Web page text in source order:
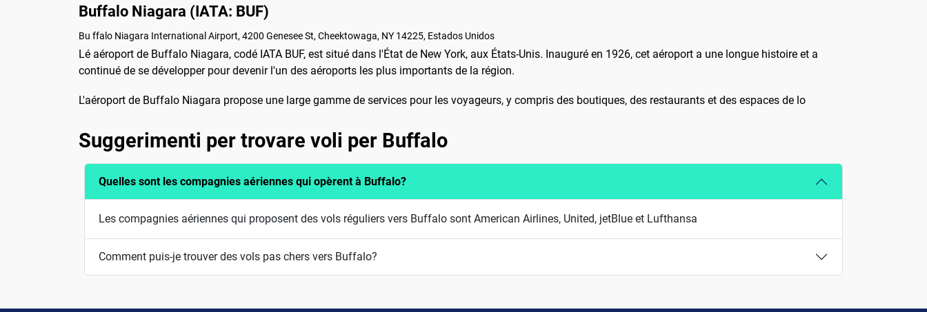
Buffalo Niagara (IATA: BUF)
Bu ffalo Niagara International Airport, 4200 Genesee St, Cheektowaga, NY 14225, Estados Unidos
Lé aéroport de Buffalo Niagara, codé IATA BUF, est situé dans l'État de New York, aux États-Unis. Inauguré en 1926, cet aéroport a une longue histoire et a
continué de se développer pour devenir l'un des aéroports les plus importants de la région.
L'aéroport de Buffalo Niagara propose une large gamme de services pour les voyageurs, y compris des boutiques, des restaurants et des espaces de lo
Suggerimenti per trovare voli per Buffalo
Quelles sont les compagnies aériennes qui opèrent à Buffalo?
Les compagnies aériennes qui proposent des vols réguliers vers Buffalo sont American Airlines, United, jetBlue et Lufthansa
Comment puis-je trouver des vols pas chers vers Buffalo?